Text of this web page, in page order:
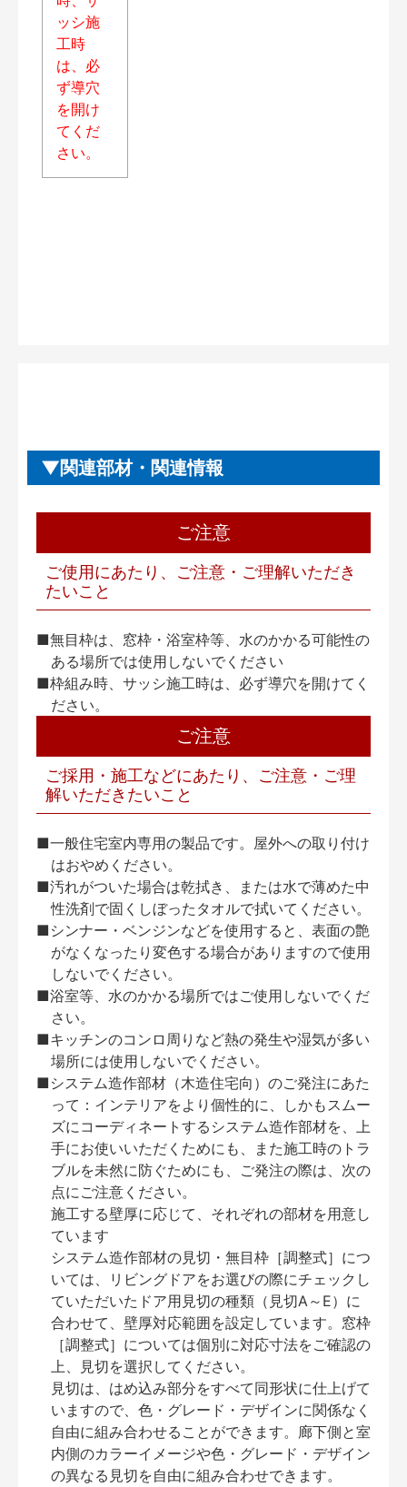
ッシ施
工時
は、必
ず導穴
を開け
てくだ
さい。
関連部材・関連情報
ご注意
ご使用にあたり、ご注意・ご理解いただき
たいこと
■無目枠は、窓枠・浴室枠等、水のかかる可能性の
ある場所では使用しないでください
■枠組み時、サッシ施工時は、必ず導穴を開けてく
ださい。
ご注意
ご採用・施工などにあたり、ご注意・ご理
解いただきたいこと
■一般住宅室内専用の製品です。屋外への取り付け
はおやめください。
■汚れがついた場合は乾拭き、または水で薄めた中
性洗剤で固くしぼったタオルで拭いてください。
■シンナー・ベンジンなどを使用すると、表面の艶
がなくなったり変色する場合がありますので使用
しないでください。
■浴室等、水のかかる場所ではご使用しないでくだ
さい。
■キッチンのコンロ周りなど熱の発生や湿気が多い
場所には使用しないでください。
■システム造作部材（木造住宅向）のご発注にあた
って：インテリアをより個性的に、しかもスムー
ズにコーディネートするシステム造作部材を、上
手にお使いいただくためにも、また施工時のトラ
ブルを未然に防ぐためにも、ご発注の際は、次の
点にご注意ください。
施工する壁厚に応じて、それぞれの部材を用意し
ています
システム造作部材の見切・無目枠［調整式］につ
いては、リビングドアをお選びの際にチェックし
ていただいたドア用見切の種類（見切A～E）に
合わせて、壁厚対応範囲を設定しています。窓枠
［調整式］については個別に対応寸法をご確認の
上、見切を選択してください。
見切は、はめ込み部分をすべて同形状に仕上げて
いますので、色・グレード・デザインに関係なく
自由に組み合わせることができます。廊下側と室
内側のカラーイメージや色・グレード・デザイン
の異なる見切を自由に組み合わせできます。